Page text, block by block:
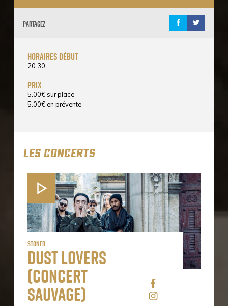
Partagez
horaires début
20:30
prix
5.00€ sur place
5.00€ en prévente
LES CONCERTS
Stoner
Dust Lovers
(concert
sauvage)